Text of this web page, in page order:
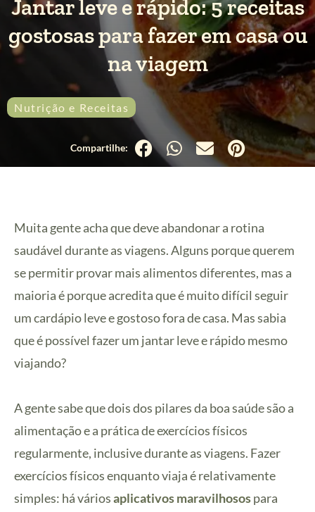
Jantar leve e rápido: 5 receitas
gostosas para fazer em casa ou
na viagem
Nutrição e Receitas
Muita gente acha que deve abandonar a rotina
saudável durante as viagens. Alguns porque querem
se permitir provar mais alimentos diferentes, mas a
maioria é porque acredita que é muito difícil seguir
um cardápio leve e gostoso fora de casa. Mas sabia
que é possível fazer um jantar leve e rápido mesmo
viajando?
A gente sabe que dois dos pilares da boa saúde são a
alimentação e a prática de exercícios físicos
regularmente, inclusive durante as viagens. Fazer
exercícios físicos enquanto viaja é relativamente
simples: há váriosaplicativos maravilhosospara